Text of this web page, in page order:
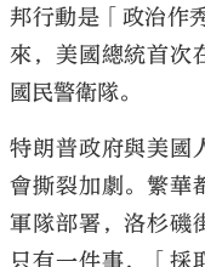
邦行動是「政治作
來，美國總統首次
國民警衛隊。
特朗普政府與美國
會撕裂加劇。繁華
軍隊部署，洛杉磯
只有一件事，「採